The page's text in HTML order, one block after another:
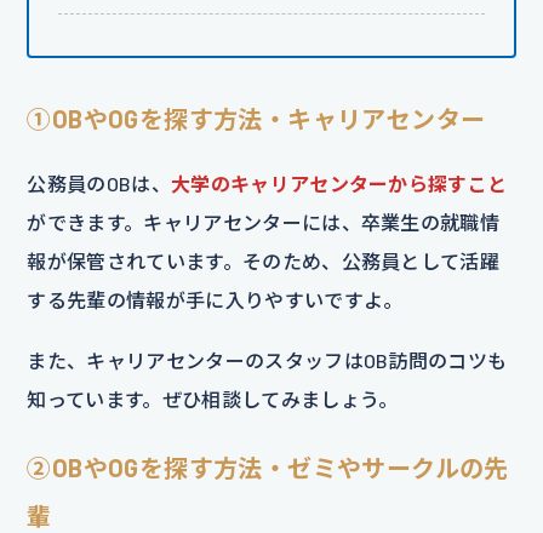
①OBやOGを探す方法・キャリアセンター
公務員のOBは、 大学のキャリアセンターから探すこと
ができます。キャリアセンターには、卒業生の就職情
報が保管されています。そのため、公務員として活躍
する先輩の情報が手に入りやすいですよ。
また、キャリアセンターのスタッフはOB訪問のコツも
知っています。ぜひ相談してみましょう。
②OBやOGを探す方法・ゼミやサークルの先
輩